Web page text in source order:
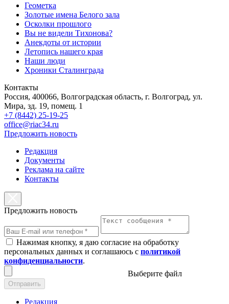
Геометка
Золотые имена Белого зала
Осколки прошлого
Вы не видели Тихонова?
Анекдоты от истории
Летопись нашего края
Наши люди
Хроники Сталинграда
Контакты
Россия, 400066, Волгоградская область, г. Волгоград, ул.
Мира, зд. 19, помещ. 1
+7 (8442) 25-19-25
office@riac34.ru
Предложить новость
Редакция
Документы
Реклама на сайте
Контакты
Предложить новость
Нажимая кнопку, я даю согласие на обработку
персональных данных и соглашаюсь с политикой
конфиденциальности.
Выберите файл
Отправить
Редакция